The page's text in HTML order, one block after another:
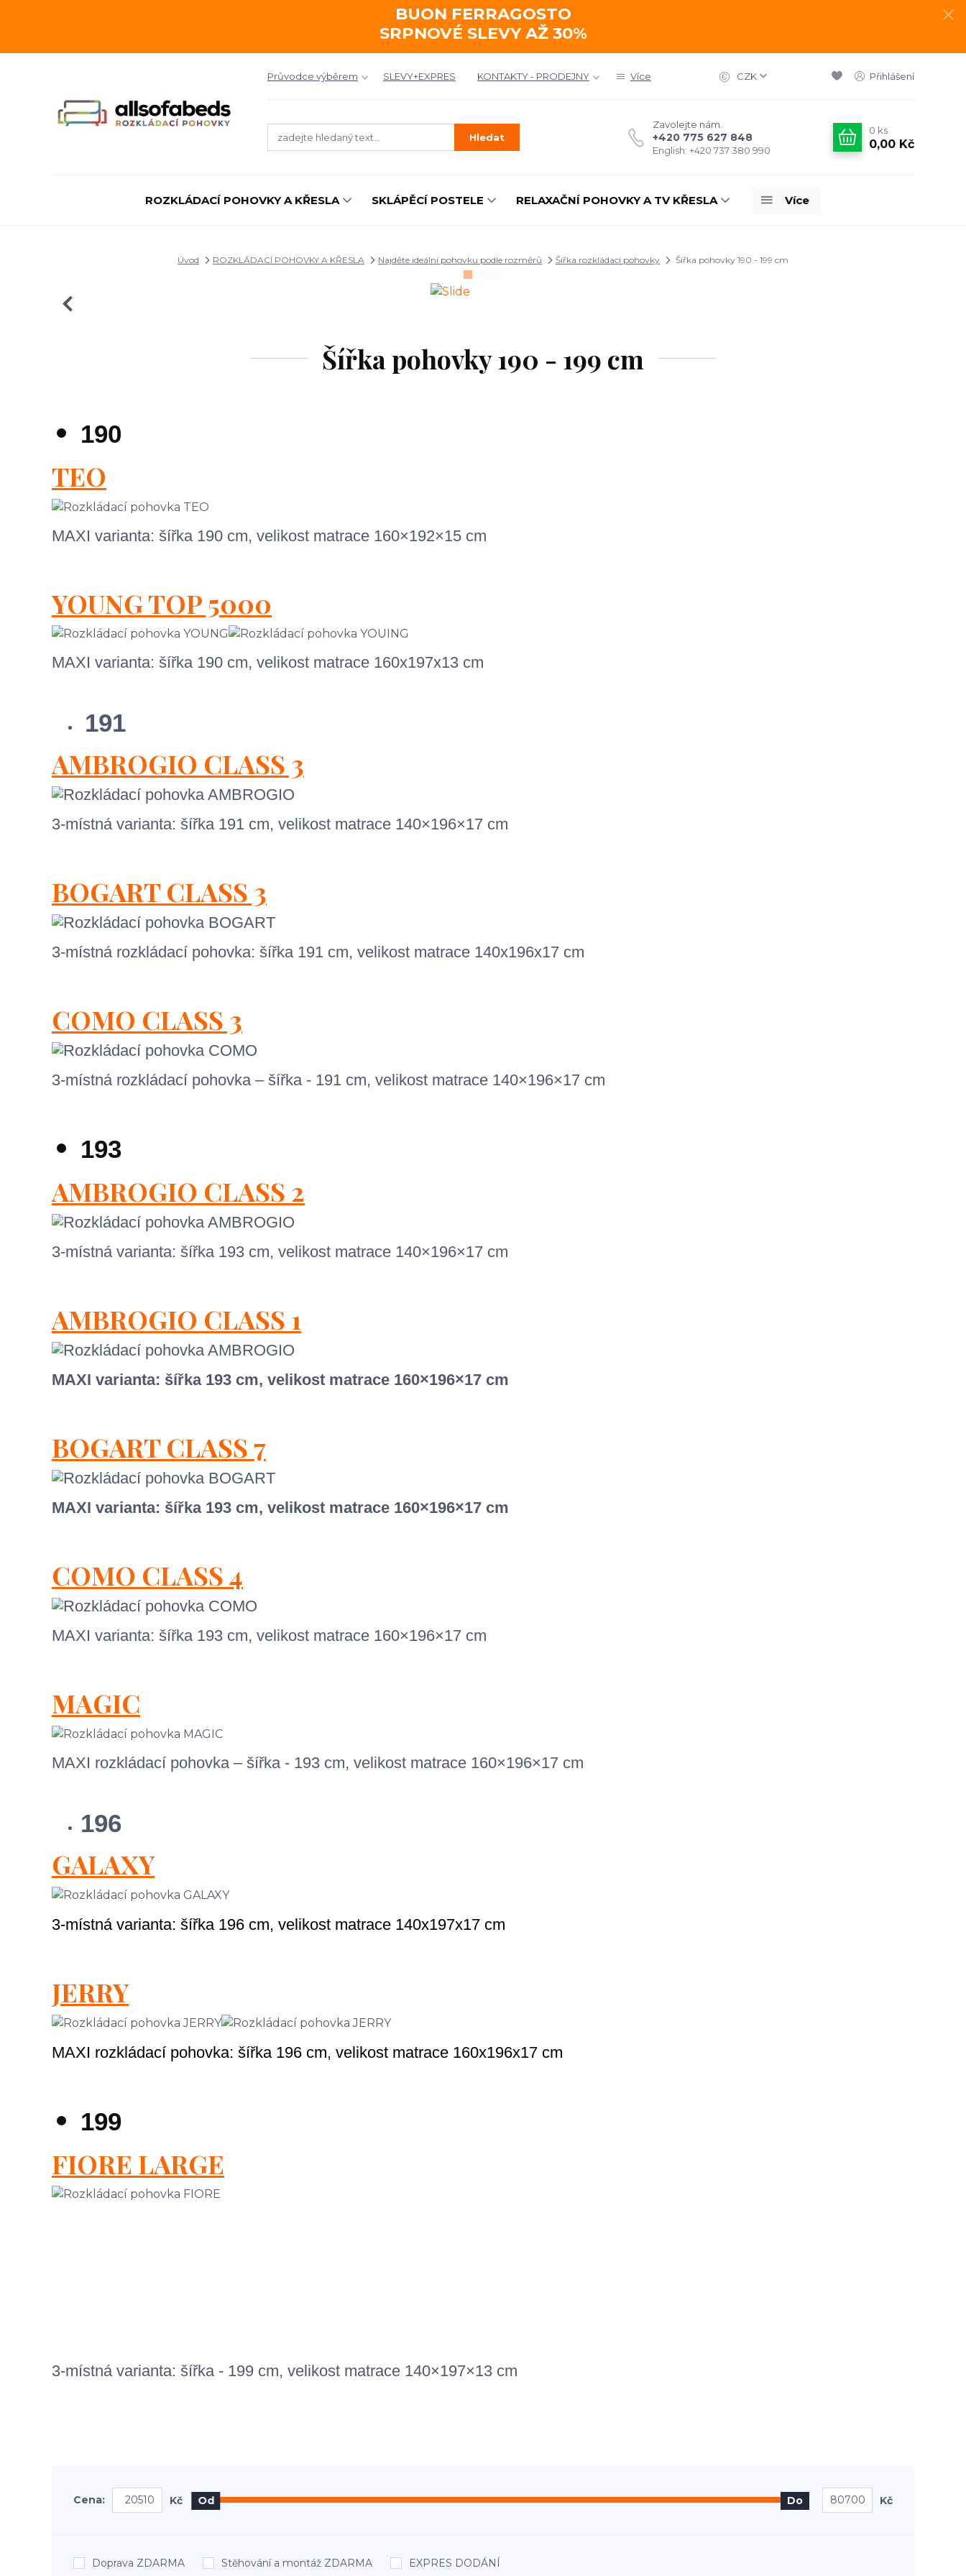
BUON FERRAGOSTO
SRPNOVÉ SLEVY AŽ 30%
Průvodce výběrem SLEVY+EXPRES KONTAKTY - PRODEJNY Více CZK Přihlášení
Hledat
Zavolejte nám.
+420 775 627 848
English: +420 737 380 990
0 ks
0,00 Kč
ROZKLÁDACÍ POHOVKY A KŘESLA SKLÁPĚCÍ POSTELE RELAXAČNÍ POHOVKY A TV KŘESLA Více
Úvod ROZKLÁDACÍ POHOVKY A KŘESLA Najděte ideální pohovku podle rozměrů Šířka rozkládací pohovky Šířka pohovky 190 - 199 cm
Šířka pohovky 190 - 199 cm
190
TEO
MAXI varianta: šířka 190 cm, velikost matrace 160×192×15 cm
YOUNG TOP 5000
MAXI varianta: šířka 190 cm, velikost matrace 160x197x13 cm
191
AMBROGIO CLASS 3
3-místná varianta: šířka 191 cm, velikost matrace 140×196×17 cm
BOGART CLASS 3
3-místná rozkládací pohovka: šířka 191 cm, velikost matrace 140x196x17 cm
COMO CLASS 3
3-místná rozkládací pohovka – šířka - 191 cm, velikost matrace 140×196×17 cm
193
AMBROGIO CLASS 2
3-místná varianta: šířka 193 cm, velikost matrace 140×196×17 cm
AMBROGIO CLASS 1
MAXI varianta: šířka 193 cm, velikost matrace 160×196×17 cm
BOGART CLASS 7
MAXI varianta: šířka 193 cm, velikost matrace 160×196×17 cm
COMO CLASS 4
MAXI varianta: šířka 193 cm, velikost matrace 160×196×17 cm
MAGIC
MAXI rozkládací pohovka – šířka - 193 cm, velikost matrace 160×196×17 cm
196
GALAXY
3-místná varianta: šířka 196 cm, velikost matrace 140x197x17 cm
JERRY
MAXI rozkládací pohovka: šířka 196 cm, velikost matrace 160x196x17 cm
199
FIORE LARGE
3-místná varianta: šířka - 199 cm, velikost matrace 140×197×13 cm
Cena: Kč Od Do Kč
Doprava ZDARMA Stěhování a montáž ZDARMA EXPRES DODÁNÍ